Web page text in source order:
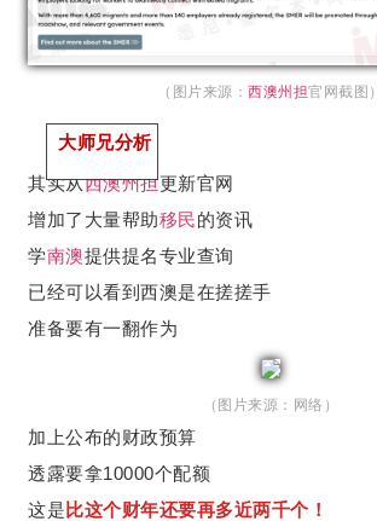
（图片来源：西澳州担官网截图）
大师兄分析
其实从西澳州担更新官网
增加了大量帮助移民的资讯
学南澳提供提名专业查询
已经可以看到西澳是在搓搓手
准备要有一翻作为
（图片来源：网络）
加上公布的财政预算
透露要拿10000个配额
这是 比这个财年还要再多近两千个！